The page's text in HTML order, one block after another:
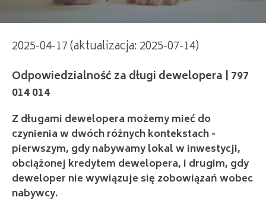
2025-04-17 (aktualizacja: 2025-07-14)
Odpowiedzialność za długi dewelopera | 797
Z długami dewelopera możemy mieć do
czynienia w dwóch różnych kontekstach -
pierwszym, gdy nabywamy lokal w inwestycji,
obciążonej kredytem dewelopera, i drugim, gdy
deweloper nie wywiązuje się zobowiązań wobec
nabywcy.